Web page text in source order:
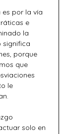
por la vía
e
la
significa
porque
que
le
solo en